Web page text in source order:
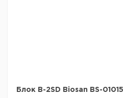
Блок B-2SD Biosan BS-